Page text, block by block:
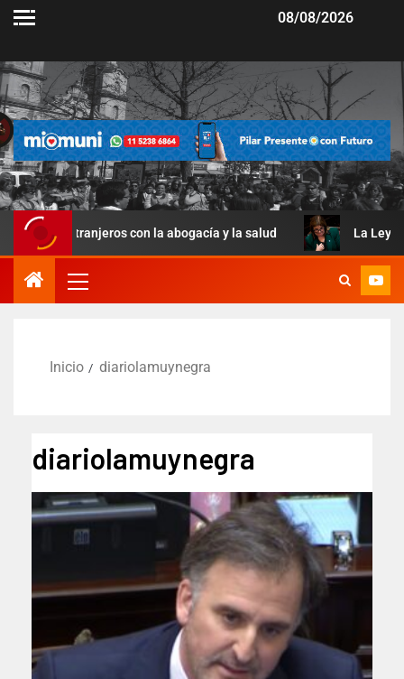
08/08/2026
con la abogacía y la salud La Ley de Manejo del
Inicio diariolamuynegra
diariolamuynegra